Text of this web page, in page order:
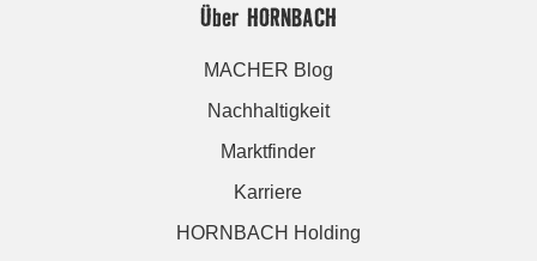
Über HORNBACH
MACHER Blog
Nachhaltigkeit
Marktfinder
Karriere
HORNBACH Holding